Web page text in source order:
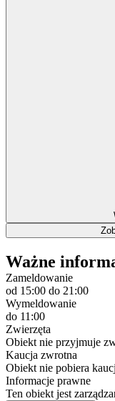
Ważne
Zameldowanie
od 15:00 do 21:00
Wymeldowanie
do 11:00
Zwierzęta
Obiekt nie przyjmuje
Kaucja zwrotna
Obiekt nie pobiera
Informacje prawne
Ten obiekt jest